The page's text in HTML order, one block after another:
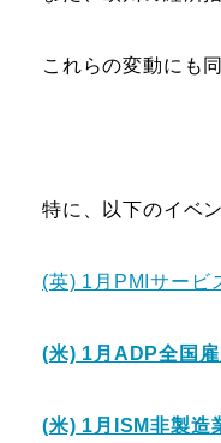
これらの変動にも
特に、以下のイベ
(英) 1月PMIサービ
(米) 1月ADP全国
(米) 1月ISM非製造